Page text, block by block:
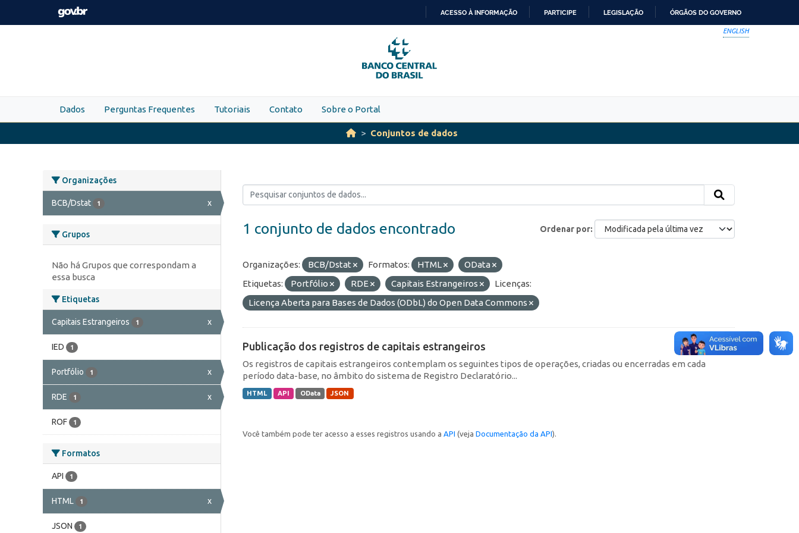
Skip to main content
PARA
O
CONTEÚDO
ACESSO À INFORMAÇÃO PARTICIPE LEGISLAÇÃO ÓRGÃOS DO GOVERNO
ENGLISH
Dados Perguntas Frequentes Tutoriais Contato Sobre o Portal
Conjuntos de dados
Organizações
BCB/Dstat 1 x
Grupos
Não há Grupos que correspondam a
essa busca
Etiquetas
Capitais Estrangeiros 1 x
IED 1
Portfólio 1 x
RDE 1 x
ROF 1
Formatos
API 1
HTML 1 x
JSON 1
Ordenar por
1 conjunto de dados encontrado
Organizações: BCB/Dstat Formatos: HTML
OData
Etiquetas:
Portfólio RDE Capitais Estrangeiros
Licenças:
Licença Aberta para Bases de Dados (ODbL) do Open Data Commons
Publicação dos registros de capitais estrangeiros
Os registros de capitais estrangeiros contemplam os seguintes tipos de operações, criadas ou encerradas em cada
período data-base, no âmbito do sistema de Registro Declaratório...
HTML API OData JSON
Você também pode ter acesso a esses registros usando a API (veja Documentação da API).